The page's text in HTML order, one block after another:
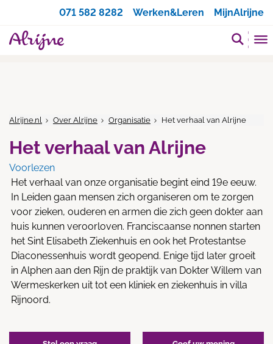
071 582 8282
Werken&Leren MijnAlrijne
Alrijne.nl Over Alrijne Organisatie Het verhaal van Alrijne
Het verhaal van Alrijne
Voorlezen
Het verhaal van onze organisatie begint eind 19e eeuw.
In Leiden gaan mensen zich organiseren om te zorgen
voor zieken, ouderen en armen die zich geen dokter aan
huis kunnen veroorloven. Franciscaanse nonnen starten
het Sint Elisabeth Ziekenhuis en ook het Protestantse
Diaconessenhuis wordt geopend. Enige tijd later groeit
in Alphen aan den Rijn de praktijk van Dokter Willem van
Wermeskerken uit tot een kliniek en ziekenhuis in villa
Rijnoord.